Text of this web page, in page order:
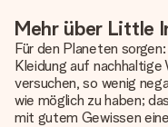
Mehr über Little
Für den Planeten
Kleidung auf
versuchen, so wenig
wie möglich zu haben;
mit gutem Gewissen